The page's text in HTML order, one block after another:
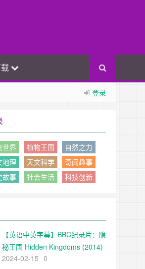
登录
世界 植物王国
自然之力
地理 天文科学
奇闻趣事
故事 社会生活 科技创新
【英语中英字幕】BBC纪录片：隐
秘王国 Hidden Kingdoms (2014)
全3集+电影版 Hidden
2024-02-15 0